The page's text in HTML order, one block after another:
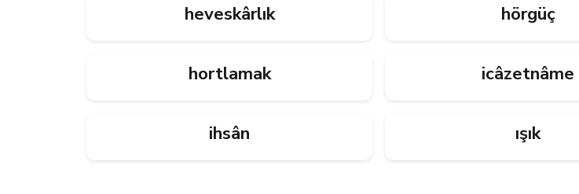
heveskârlık hörgüç
hortlamak icâzetnâme
ihsân ışık